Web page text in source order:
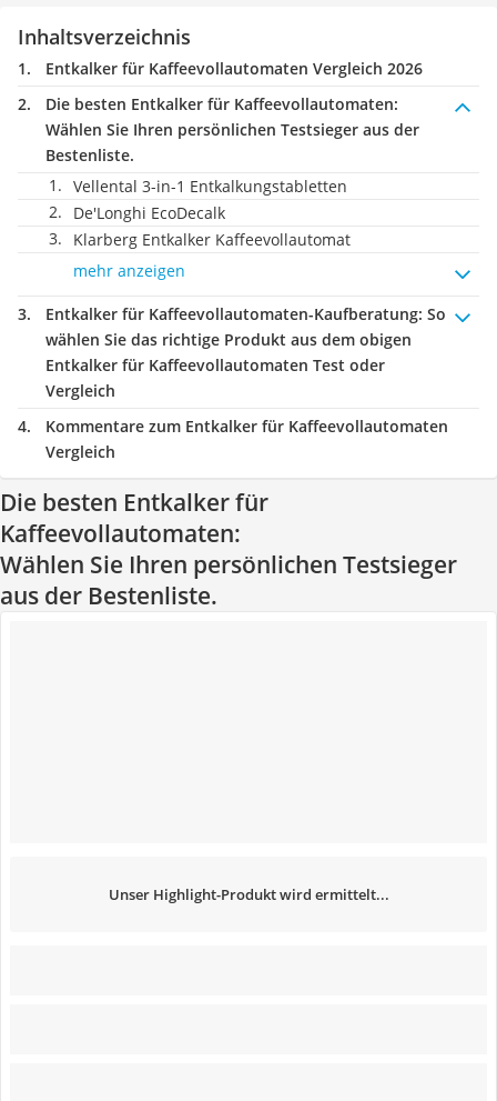
Inhaltsverzeichnis
Entkalker für Kaffeevollautomaten Vergleich 2026
Die besten Entkalker für Kaffeevollautomaten:
Wählen Sie Ihren persönlichen Testsieger aus der
Bestenliste.
Vellental 3-in-1 Entkalkungstabletten
De'Longhi EcoDecalk
Klarberg Entkalker Kaffeevollautomat
mehr anzeigen
Entkalker für Kaffeevollautomaten-Kaufberatung: So
wählen Sie das richtige Produkt aus dem obigen
Entkalker für Kaffeevollautomaten Test oder
Vergleich
Kommentare zum Entkalker für Kaffeevollautomaten
Vergleich
Die besten Entkalker für
Kaffeevollautomaten:
Wählen Sie Ihren persönlichen Testsieger
aus der Bestenliste.
Unser Highlight-Produkt wird ermittelt...